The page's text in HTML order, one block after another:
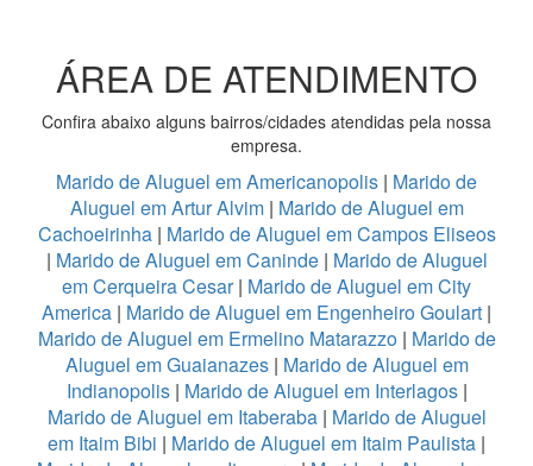
ÁREA DE ATENDIMENTO
Confira abaixo alguns bairros/cidades atendidas pela nossa
empresa.
Marido de Aluguel em Americanopolis | Marido de
Aluguel em Artur Alvim | Marido de Aluguel em
Cachoeirinha| Marido de Aluguel em Campos Eliseos
| Marido de Aluguel em Caninde| Marido de Aluguel
em Cerqueira Cesar| Marido de Aluguel em City
America | Marido de Aluguel em Engenheiro Goulart |
Marido de Aluguel em Ermelino Matarazzo | Marido de
Aluguel em Guaianazes| Marido de Aluguel em
Indianopolis| Marido de Aluguel em Interlagos|
Marido de Aluguel em Itaberaba| Marido de Aluguel
em Itaim Bibi | Marido de Aluguel em Itaim Paulista |